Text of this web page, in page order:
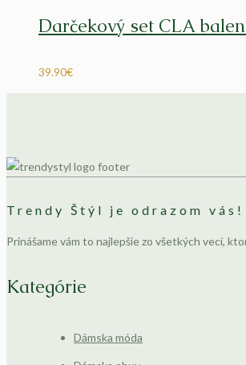
Darčekový set CLA
39.90€
Trendy Štýl je odrazom vás!
Prinášame vám to najlepšie zo všetkých vecí,
Kategórie
Dámska móda